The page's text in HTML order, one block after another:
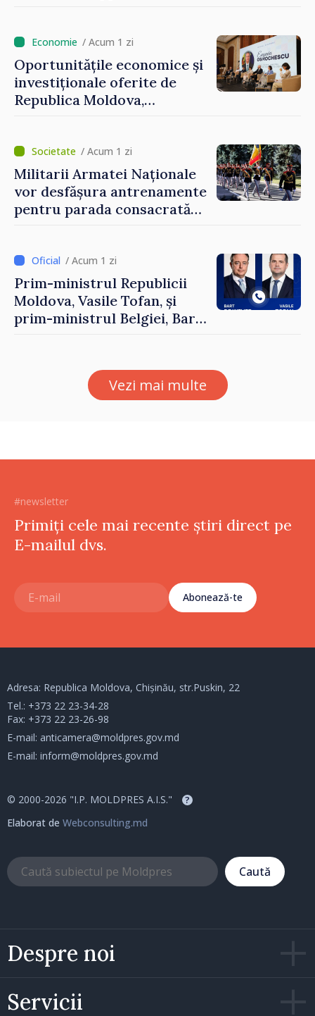
/ Acum 1 zi
Oportunitățile economice și
investiționale oferite de
Republica Moldova,
Forumul Diasporei
/ Acum 1 zi
Militarii Armatei Naționale
vor desfășura antrenamente
pentru parada consacrată
/ Acum 1 zi
Prim-ministrul Republicii
Moldova, Vasile Tofan, și
prim-ministrul Belgiei, Bart
al Republicii Moldova.
Vezi mai multe
#newsletter
Primiți cele mai recente știri direct pe
E-mailul dvs.
Abonează-te
Despre noi
Servicii
Adresa: Republica Moldova, Chișinău, str.Puskin, 22
Tel.: +373 22 23-34-28
Fax: +373 22 23-26-98
E-mail: anticamera@moldpres.gov.md
E-mail: inform@moldpres.gov.md
© 2000-2026 "I.P. MOLDPRES A.I.S." ?
Elaborat de Webconsulting.md
Caută